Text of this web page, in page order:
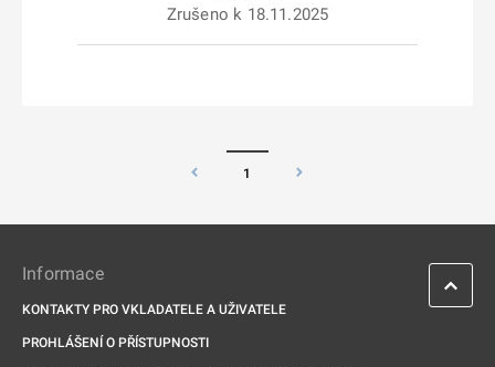
Zrušeno k 18.11.2025
1
Informace
KONTAKTY PRO VKLADATELE A UŽIVATELE
PROHLÁŠENÍ O PŘÍSTUPNOSTI